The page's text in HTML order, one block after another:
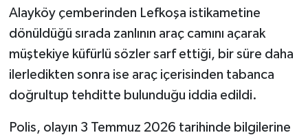
Alayköy çemberinden Lefkoşa istikametine
dönüldüğü sırada zanlının araç camını açarak
müştekiye küfürlü sözler sarf ettiği, bir süre daha
ilerledikten sonra ise araç içerisinden tabanca
doğrultup tehditte bulunduğu iddia edildi.
Polis, olayın 3 Temmuz 2026 tarihinde bilgilerine